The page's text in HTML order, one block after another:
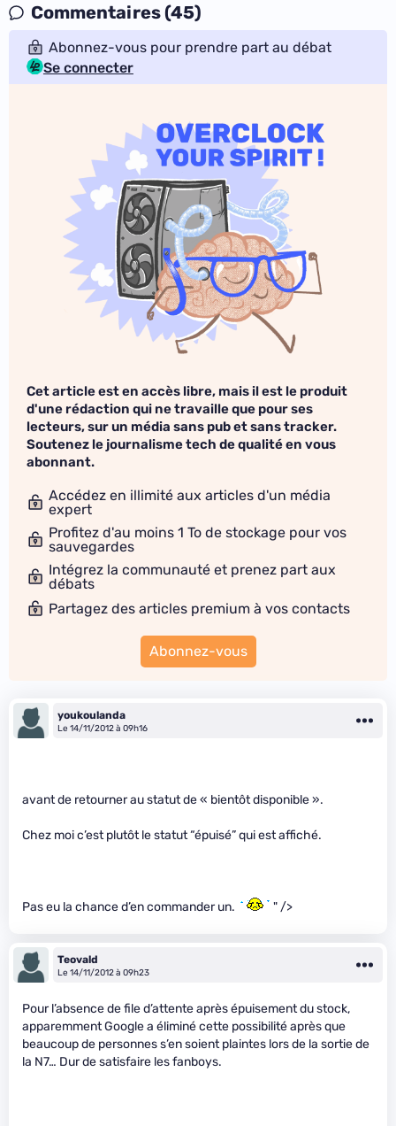
Commentaires (45)
Abonnez-vous pour prendre part au débat
Se connecter
Cet article est en accès libre, mais il est le produit
d'une rédaction qui ne travaille que pour ses
lecteurs, sur un média sans pub et sans tracker.
Soutenez le journalisme tech de qualité en vous
abonnant.
Accédez en illimité aux articles d'un média
expert
Profitez d'au moins 1 To de stockage pour vos
sauvegardes
Intégrez la communauté et prenez part aux
débats
Partagez des articles premium à vos contacts
Abonnez-vous
youkoulanda
Le 14/11/2012 à 09h16
avant de retourner au statut de « bientôt disponible ».
Chez moi c’est plutôt le statut “épuisé” qui est affiché.
Pas eu la chance d’en commander un. " />
Teovald
Le 14/11/2012 à 09h23
Pour l’absence de file d’attente après épuisement du stock,
apparemment Google a éliminé cette possibilité après que
beaucoup de personnes s’en soient plaintes lors de la sortie de
la N7… Dur de satisfaire les fanboys.